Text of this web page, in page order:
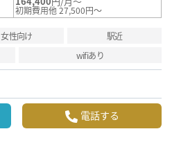
初期費用他 27,500円～
女性向け
駅近
wifiあり
電話する